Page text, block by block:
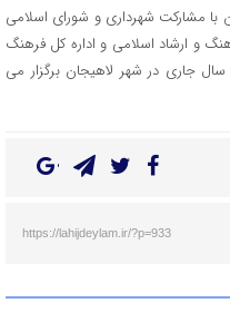
با مشارکت شهرداری و شورای اسلامی
و ارشاد اسلامی و اداره کل فرهنگ
از ۲۶ تا ۳۰ مرداد ماه سال جاری در شهر لاهیجان برگزار می
https://lahijdeylam.ir/?p=933